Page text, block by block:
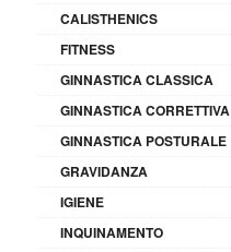
CALISTHENICS
FITNESS
GINNASTICA CLASSICA
GINNASTICA CORRETTIVA
GINNASTICA POSTURALE
GRAVIDANZA
IGIENE
INQUINAMENTO